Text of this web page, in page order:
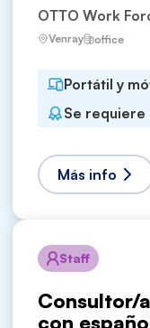
OTTO Work
Venray office
Portátil y
Se
Más info
Staff
Consultor/
con